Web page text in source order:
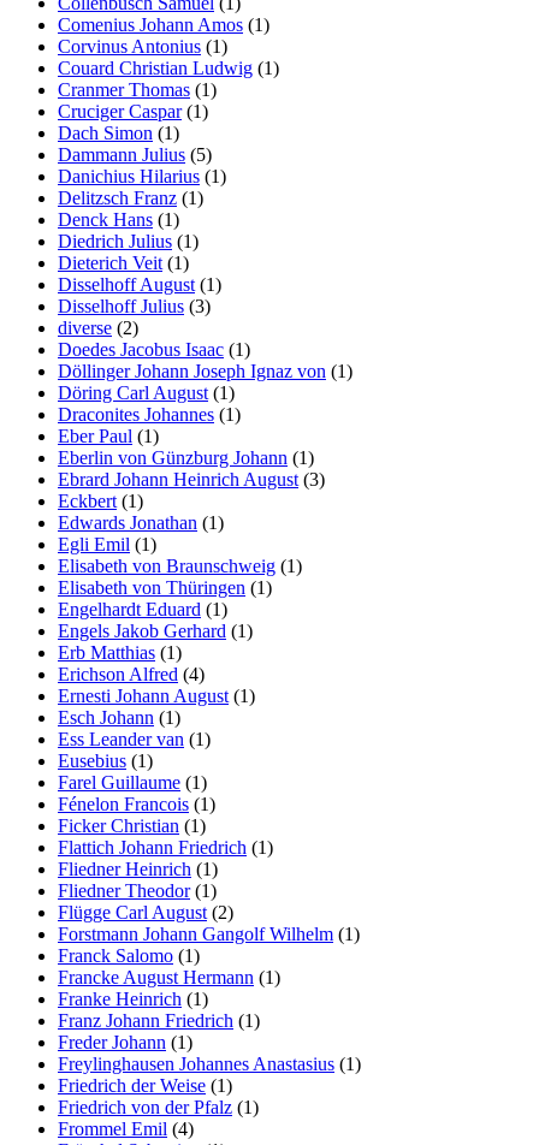
Comenius Johann Amos (1)
Corvinus Antonius (1)
Couard Christian Ludwig (1)
Cranmer Thomas (1)
Cruciger Caspar(1)
Dach Simon (1)
Dammann Julius (5)
Danichius Hilarius (1)
Delitzsch Franz (1)
Denck Hans (1)
Diedrich Julius (1)
Dieterich Veit (1)
Disselhoff August (1)
Disselhoff Julius (3)
diverse (2)
Doedes Jacobus Isaac (1)
Döllinger Johann Joseph Ignaz von (1)
Döring Carl August (1)
Draconites Johannes (1)
Eber Paul (1)
Eberlin von Günzburg Johann (1)
Ebrard Johann Heinrich August (3)
Eckbert (1)
Edwards Jonathan (1)
Egli Emil (1)
Elisabeth von Braunschweig (1)
Elisabeth von Thüringen (1)
Engelhardt Eduard (1)
Engels Jakob Gerhard (1)
Erb Matthias (1)
Erichson Alfred (4)
Ernesti Johann August (1)
Esch Johann (1)
Ess Leander van (1)
Eusebius (1)
Farel Guillaume (1)
Fénelon Francois (1)
Ficker Christian (1)
Flattich Johann Friedrich (1)
Fliedner Heinrich (1)
Fliedner Theodor(1)
Flügge Carl August (2)
Forstmann Johann Gangolf Wilhelm (1)
Franck Salomo (1)
Francke August Hermann (1)
Franke Heinrich (1)
Franz Johann Friedrich (1)
Freder Johann (1)
Freylinghausen Johannes Anastasius (1)
Friedrich der Weise (1)
Friedrich von der Pfalz (1)
Frommel Emil (4)